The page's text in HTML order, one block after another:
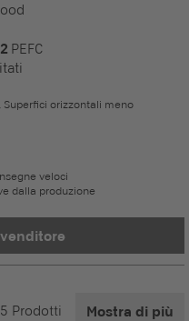
PEFC
Superfici orizzontali meno
veloci
dalla produzione
Prodotti Mostra di più